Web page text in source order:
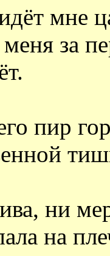
мне
за
пир
ни
на